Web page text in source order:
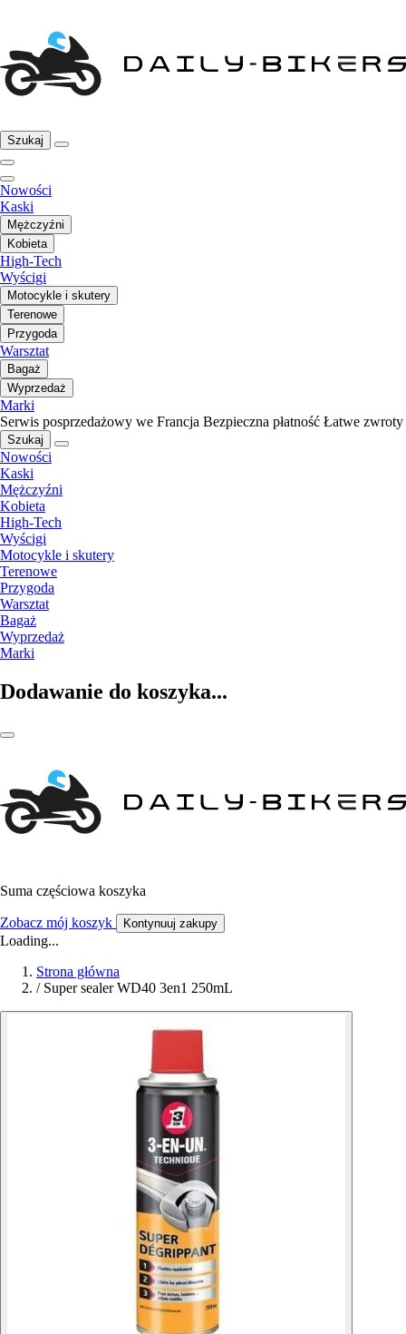
Szukaj
Nowości
Kaski
Mężczyźni
Kobieta
High-Tech
Wyścigi
Motocykle i skutery
Terenowe
Przygoda
Warsztat
Bagaż
Wyprzedaż
Marki
Serwis posprzedażowy we Francja Bezpieczna płatność Łatwe zwroty
Szukaj
Nowości
Kaski
Mężczyźni
Kobieta
High-Tech
Wyścigi
Motocykle i skutery
Terenowe
Przygoda
Warsztat
Bagaż
Wyprzedaż
Marki
Dodawanie do koszyka...
Suma częściowa koszyka
Zobacz mój koszyk Kontynuuj zakupy
Loading...
Strona główna
/ Super sealer WD40 3en1 250mL